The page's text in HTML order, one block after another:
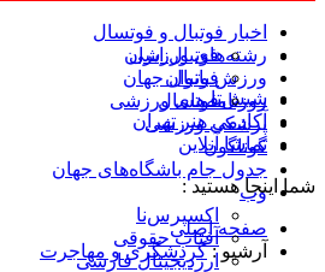
اخبار فوتبال و فوتسال
فوتبال ایران
فوتبال جهان
فوتسال
رشته‌های ورزشی
ورزش بانوان
روزنامه‌های ورزشی
پزشکی ورزشی
گوناگون
جدول جام باشگاه‌های جهان
وب
اکسپرس‌نا
آفتاب حقوقی
ارزدیجیتال فارسی
شیش‌تا
آکادمی هنر تهران
تماشا آنلاین
شما اینجا هستید :
صفحه اصلی
آرشیو :گردشگری و مهاجرت